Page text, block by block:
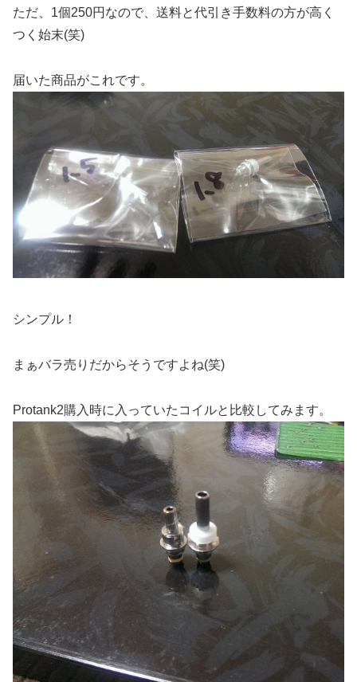
ただ、1個250円なので、送料と代引き手数料の方が高く
つく始末(笑)
届いた商品がこれです。
シンプル！
まぁバラ売りだからそうですよね(笑)
Protank2購入時に入っていたコイルと比較してみます。